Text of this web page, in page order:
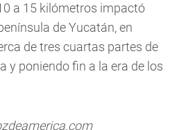
a 15 kilómetros impactó
de Yucatán, en
de tres cuartas partes de
y poniendo fin a la era de los